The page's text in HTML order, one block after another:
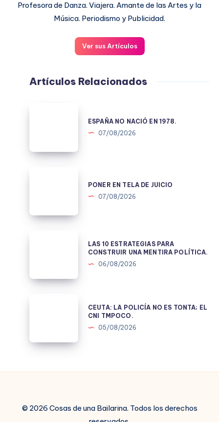
Profesora de Danza. Viajera. Amante de las Artes y la
Música. Periodismo y Publicidad.
Ver sus Artículos
Artículos Relacionados
1978.
ESPAÑA NO NACIÓ EN 1978.
07/08/2026
JUICIO
PONER EN TELA DE JUICIO
07/08/2026
CONSTRUIR
LAS 10 ESTRATEGIAS PARA
CONSTRUIR UNA MENTIRA POLÍTICA.
06/08/2026
ES
EL
CEUTA: LA POLICÍA NO ES TONTA; EL
CNI TMPOCO.
05/08/2026
© 2026 Cosas de una Bailarina. Todos los derechos